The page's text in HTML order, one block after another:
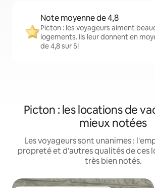
Note moyenne de 4,8
Picton : les voyageurs aiment
logements. Ils leur donnent en
de 4,8 sur 5!
Picton : les locations de
mieux notées
Les voyageurs sont unanimes :
propreté et d'autres qualités de ces
très bien notés.